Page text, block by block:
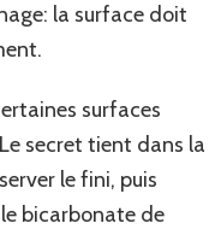
la surface doit
surfaces
secret tient dans la
le fini, puis
bicarbonate de